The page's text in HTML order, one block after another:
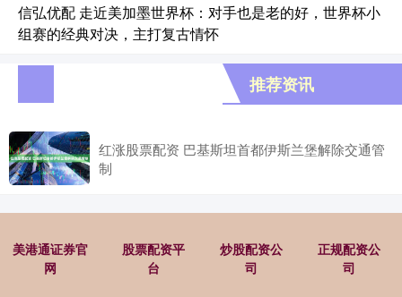
信弘优配 走近美加墨世界杯：对手也是老的好，世界杯小
组赛的经典对决，主打复古情怀
推荐资讯
红涨股票配资 巴基斯坦首都伊斯兰堡解除交通管
制
美港通证券官
网
股票配资平
台
炒股配资公
司
正规配资公
司